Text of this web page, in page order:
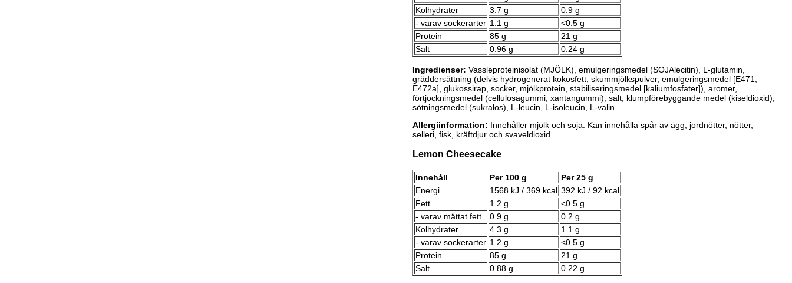
Kolhydrater
3.7 g
0.9 g
- varav sockerarter 1.1 g
<0.5 g
Protein
85 g
21 g
Salt
0.96 g 0.24 g
Ingredienser: Vassleproteinisolat (MJÖLK), emulgeringsmedel (SOJAlecitin), L-glutamin,
gräddersättning (delvis hydrogenerat kokosfett, skummjölkspulver, emulgeringsmedel [E471,
E472a], glukossirap, socker, mjölkprotein, stabiliseringsmedel [kaliumfosfater]), aromer,
förtjockningsmedel (cellulosagummi, xantangummi), salt, klumpförebyggande medel (kiseldioxid),
sötningsmedel (sukralos), L-leucin, L-isoleucin, L-valin.
Allergiinformation: Innehåller mjölk och soja. Kan innehålla spår av ägg, jordnötter, nötter,
selleri, fisk, kräftdjur och svaveldioxid.
Lemon Cheesecake
Innehåll Per 100 g
Per 25 g
Energi
1568 kJ / 369 kcal 392 kJ / 92 kcal
Fett
1.2 g
<0.5 g
- varav mättat fett
0.9 g
0.2 g
Kolhydrater
4.3 g
1.1 g
- varav sockerarter 1.2 g
<0.5 g
Protein
85 g
21 g
Salt
0.88 g 0.22 g